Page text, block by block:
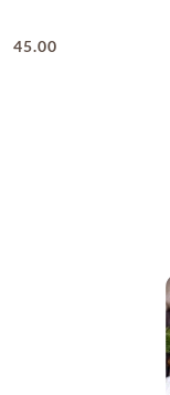
Cena:
45.00